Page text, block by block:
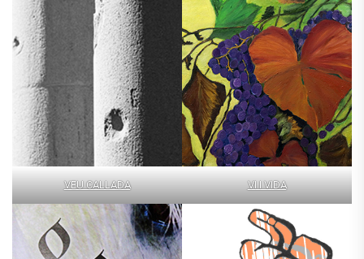
VEU CALLADA VI I VIDA